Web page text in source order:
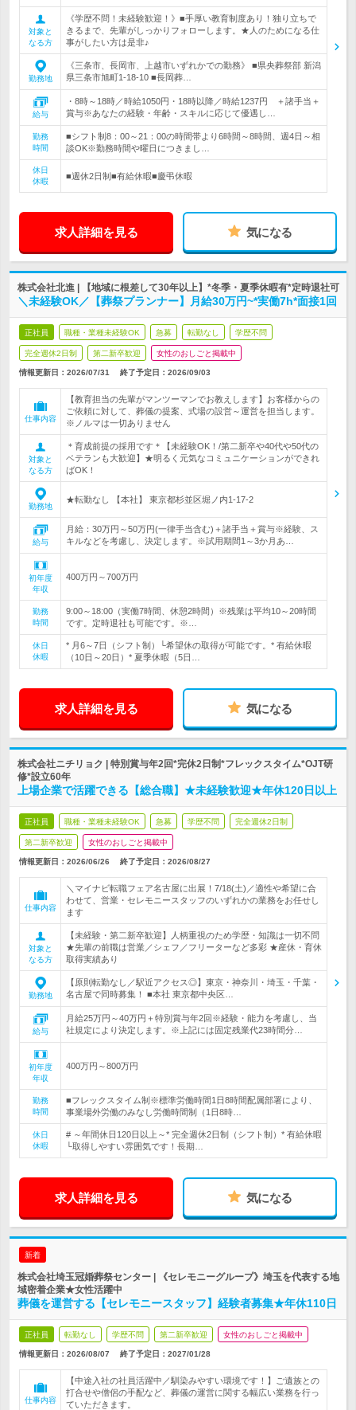
対象と
なる方
《学歴不問！未経験歓迎！》■手厚い教育制度あり！独り立ちで
きるまで、先輩がしっかりフォローします。★人のためになる仕
事がしたい方は是非♪
勤務地
《三条市、長岡市、上越市いずれかでの勤務》 ■県央葬祭部 新潟
県三条市旭町1-18-10 ■長岡葬…
給与
・8時～18時／時給1050円・18時以降／時給1237円 ＋諸手当＋
賞与※あなたの経験・年齢・スキルに応じて優遇し…
勤務
時間
■シフト制8：00～21：00の時間帯より6時間～8時間、週4日～相
談OK※勤務時間や曜日につきまし…
休日
休暇
■週休2日制■有給休暇■慶弔休暇
求人詳細を見る 気になる
株式会社北進 | 【地域に根差して30年以上】*冬季・夏季休暇有*定時退社可
＼未経験OK／【葬祭プランナー】月給30万円~*実働7h*面接1回
正社員 職種・業種未経験OK 急募 転勤なし 学歴不問
完全週休2日制 第二新卒歓迎 女性のおしごと掲載中
情報更新日：2026/07/31 終了予定日： 2026/09/03
仕事内容
【教育担当の先輩がマンツーマンでお教えします】お客様からの
ご依頼に対して、葬儀の提案、式場の設営～運営を担当します。
※ノルマは一切ありません
対象と
なる方
＊育成前提の採用です＊【未経験OK！/第二新卒や40代や50代の
ベテランも大歓迎】★明るく元気なコミュニケーションができれ
ばOK！
勤務地
★転勤なし 【本社】 東京都杉並区堀ノ内1-17-2
給与
月給：30万円～50万円(一律手当含む)＋諸手当＋賞与※経験、ス
キルなどを考慮し、決定します。※試用期間1～3か月あ…
初年度
年収
400万円～700万円
勤務
時間
9:00～18:00（実働7時間、休憩2時間）※残業は平均10～20時間
です。定時退社も可能です。※…
休日
休暇
* 月6～7日（シフト制）└希望休の取得が可能です。* 有給休暇
（10日～20日）* 夏季休暇（5日…
求人詳細を見る 気になる
株式会社ニチリョク | 特別賞与年2回*完休2日制*フレックスタイム*OJT研
修*設立60年
上場企業で活躍できる【総合職】★未経験歓迎★年休120日以上
正社員 職種・業種未経験OK 急募 学歴不問 完全週休2日制
第二新卒歓迎 女性のおしごと掲載中
情報更新日：2026/06/26 終了予定日： 2026/08/27
仕事内容
＼マイナビ転職フェア名古屋に出展！7/18(土)／適性や希望に合
わせて、営業・セレモニースタッフのいずれかの業務をお任せし
ます
対象と
なる方
【未経験・第二新卒歓迎】人柄重視のため学歴・知識は一切不問
★先輩の前職は営業／シェフ／フリーターなど多彩 ★産休・育休
取得実績あり
勤務地
【原則転勤なし／駅近アクセス◎】東京・神奈川・埼玉・千葉・
名古屋で同時募集！ ■本社 東京都中央区…
給与
月給25万円～40万円＋特別賞与年2回※経験・能力を考慮し、当
社規定により決定します。※上記には固定残業代23時間分…
初年度
年収
400万円～800万円
勤務
時間
■フレックスタイム制※標準労働時間1日8時間配属部署により、
事業場外労働のみなし労働時間制（1日8時…
休日
休暇
# ～年間休日120日以上～* 完全週休2日制（シフト制）* 有給休暇
└取得しやすい雰囲気です！長期…
求人詳細を見る 気になる
新着
株式会社埼玉冠婚葬祭センター | 《セレモニーグループ》埼玉を代表する地
域密着企業★女性活躍中
葬儀を運営する【セレモニースタッフ】経験者募集★年休110日
正社員 転勤なし 学歴不問 第二新卒歓迎 女性のおしごと掲載中
情報更新日：2026/08/07 終了予定日： 2027/01/28
仕事内容
【中途入社の社員活躍中／馴染みやすい環境です！】ご遺族との
打合せや僧侶の手配など、葬儀の運営に関する幅広い業務を行っ
ていただきます。